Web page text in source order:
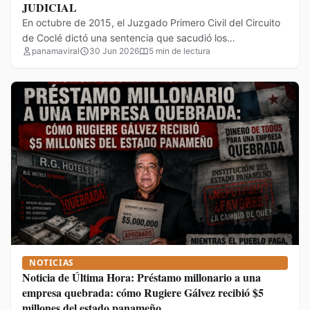
JUDICIAL
En octubre de 2015, el Juzgado Primero Civil del Circuito
de Coclé dictó una sentencia que sacudió los…
panamaviral 30 Jun 2026 5 min de lectura
NOTICIAS
Noticia de Última Hora: Préstamo millonario a una
empresa quebrada: cómo Rugiere Gálvez recibió $5